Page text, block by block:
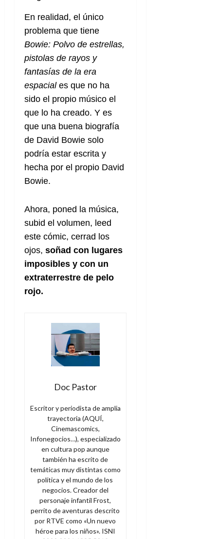
En realidad, el único
problema que tiene
Bowie: Polvo de estrellas,
pistolas de rayos y
fantasías de la era
espaciales que no ha
sido el propio músico el
que lo ha creado. Y es
que una buena biografía
de David Bowie solo
podría estar escrita y
hecha por el propio David
Bowie.
Ahora, poned la música,
subid el volumen, leed
este cómic, cerrad los
ojos, soñad con lugares
imposibles y con un
extraterrestre de pelo
rojo.
Doc Pastor
Escritor y periodista de amplia
trayectoria (AQUÍ,
Cinemascomics,
Infonegocios…), especializado
en cultura pop aunque
también ha escrito de
temáticas muy distintas como
política y el mundo de los
negocios. Creador del
personaje infantil Frost,
perrito de aventuras descrito
por RTVE como «Un nuevo
héroe para los niños». ISNI